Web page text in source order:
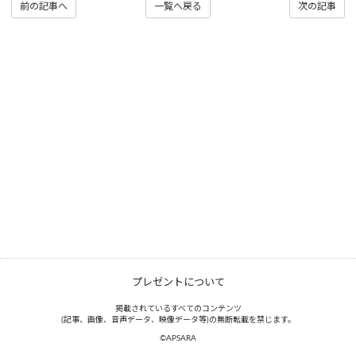
次の記事
一覧へ戻る
前の記事へ
プレゼントについて
掲載されているすべてのコンテンツ
(記事、画像、音声データ、映像データ等)の無断転載を禁じます。
©APSARA